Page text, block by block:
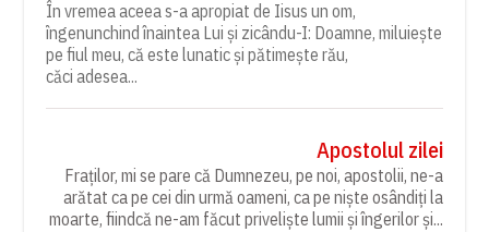
În vremea aceea s-a apropiat de Iisus un om,
îngenunchind înaintea Lui și zicându-I: Doamne, miluiește
pe fiul meu, că este lunatic și pătimește rău,
căci adesea...
Apostolul zilei
Fraților, mi se pare că Dumnezeu, pe noi, apostolii, ne-a
arătat ca pe cei din urmă oameni, ca pe niște osândiți la
moarte, fiindcă ne-am făcut priveliște lumii și îngerilor și...